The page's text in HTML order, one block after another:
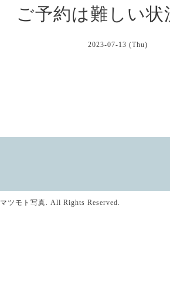
ご予約は難しい状
2023-07-13 (Thu)
マツモト写真 . All Rights Reserved.